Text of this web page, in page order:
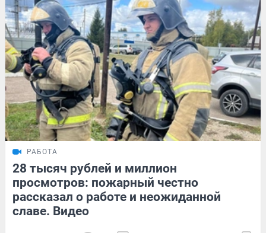
РАБОТА
28 тысяч рублей и миллион
просмотров: пожарный честно
рассказал о работе и неожиданной
славе. Видео